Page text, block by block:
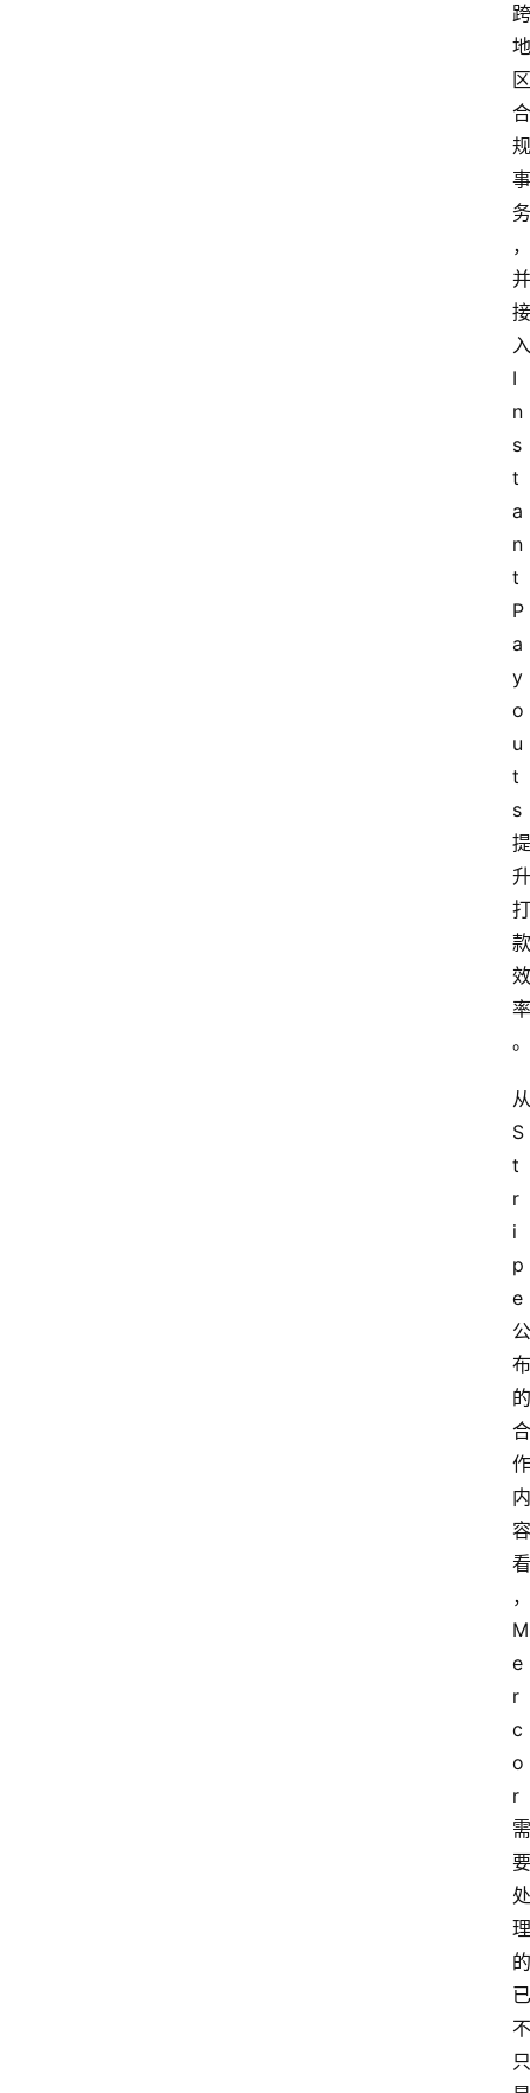
跨
地
区
合
规
事
务
，
并
接
入
I
n
s
t
a
n
t
P
a
y
o
u
t
s
提
升
打
款
效
率
。
从
S
t
r
i
p
e
公
布
的
合
作
内
容
看
，
M
e
r
c
o
r
需
要
处
理
的
已
不
只